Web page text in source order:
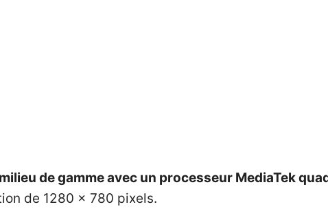
de gamme avec un processeur MediaTek
de 1280 x 780 pixels.